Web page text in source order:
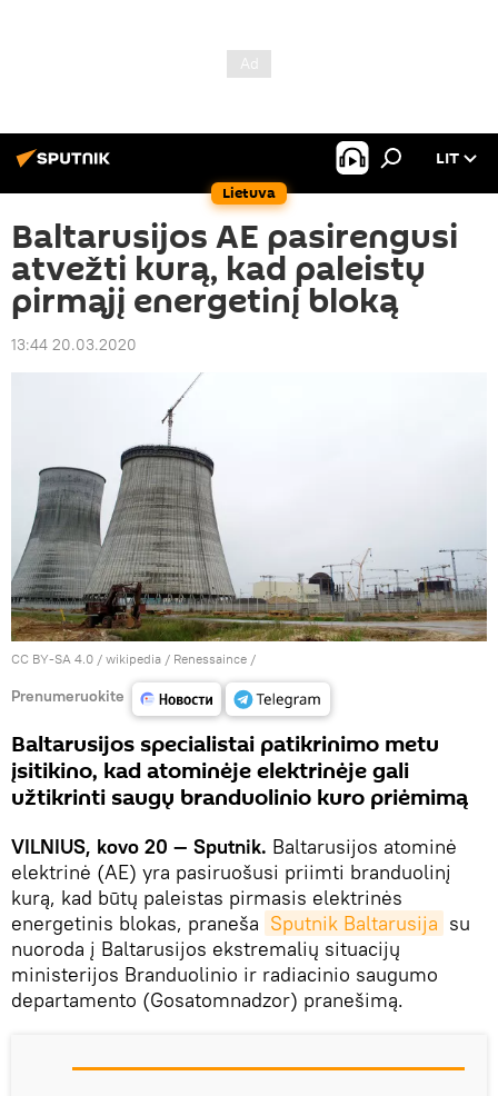
Lietuva
LIT
Baltarusijos AE pasirengusi
atvežti kurą, kad paleistų
pirmąjį energetinį bloką
13:44 20.03.2020
CC BY-SA 4.0 / wikipedia / Renessaince /
Prenumeruokite
Baltarusijos specialistai patikrinimo metu
įsitikino, kad atominėje elektrinėje gali
užtikrinti saugų branduolinio kuro priėmimą
VILNIUS, kovo 20 — Sputnik. Baltarusijos atominė
elektrinė (AE) yra pasiruošusi priimti branduolinį
kurą, kad būtų paleistas pirmasis elektrinės
energetinis blokas, praneša Sputnik Baltarusija su
nuoroda į Baltarusijos ekstremalių situacijų
ministerijos Branduolinio ir radiacinio saugumo
departamento (Gosatomnadzor) pranešimą.